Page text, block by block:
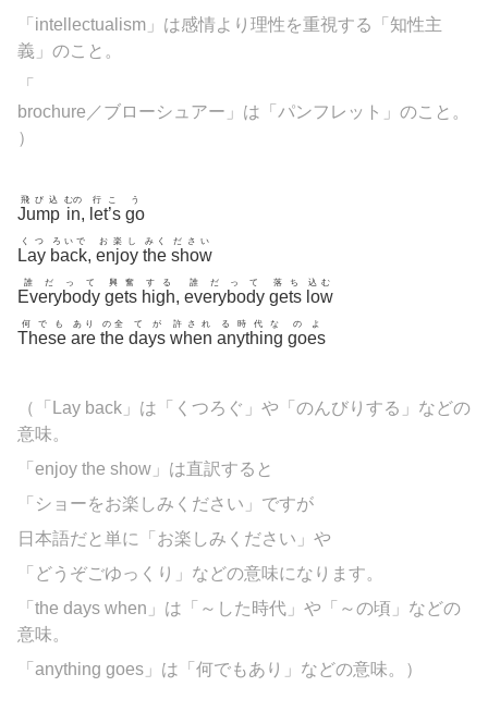
「 intellectualism」は感情より理性を重視する
「知性主
義」のこと。
「
brochure／ブローシュアー」は「パンフレット」のこと。
）
Jump
飛び込
in
むの
, let’s
行こ
go
う
Lay
くつ
back
ろいで
, enjoy
お楽し
the
みく
show
ださい
Everybody
誰だって
gets
興奮
high
する
, everybody
誰だって
gets
落ち
low
込む
These
何でも
are
あり
the
の全
days
てが
when
許され
anything
る時代な
goes
のよ
（「Lay back」は「くつろぐ」や「のんびりする」などの
意味。
「enjoy the show」は直訳すると
「ショーをお楽しみください」ですが
日本語だと単に「お楽しみください」や
「どうぞごゆっくり」などの意味になります。
「the days when」は「～した時代」や「～の頃」などの
意味。
「anything goes」は「何でもあり」などの意味。）